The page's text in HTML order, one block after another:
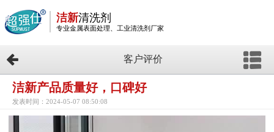
洁新清洗剂
专业金属表面处理、工业清洗剂厂家
客户评价
洁新产品质量好，口碑好
发表时间：2024-05-07 08:50:08